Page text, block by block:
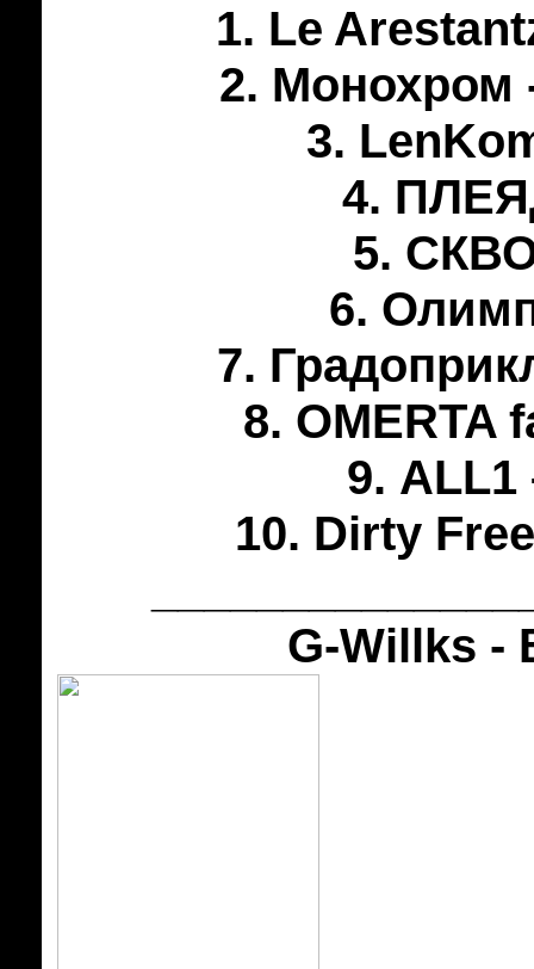
1. Le
2. Монохром
3.
4.
5.
6.
7.
8. OMERTA
9. ALL1
10. Dirty
G-Willks -